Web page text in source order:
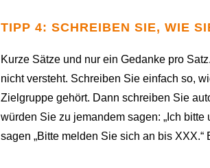
TIPP 4: SCHREIBEN SIE, WIE
Kurze Sätze und nur ein Gedanke pro
nicht versteht. Schreiben Sie einfach so,
Zielgruppe gehört. Dann schreiben Sie
würden Sie zu jemandem sagen: „Ich
sagen „Bitte melden Sie sich an bis